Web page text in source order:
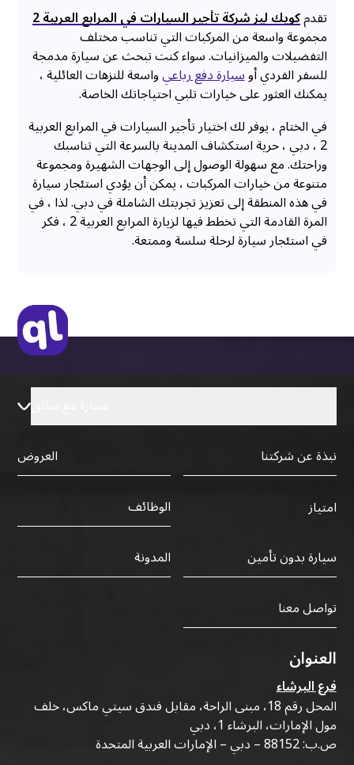
تقدمكويك ليز شركة تأجير السيارات في المرابع العربية 2
مجموعة واسعة من المركبات التي تناسب مختلف
التفضيلات والميزانيات. سواء كنت تبحث عن سيارة مدمجة
للسفر الفردي أوسيارة دفع رباعيواسعة للنزهات العائلية ،
يمكنك العثور على خيارات تلبي احتياجاتك الخاصة.
في الختام ، يوفر لك اختيار تأجير السيارات في المرابع العربية
2 ، دبي ، حرية استكشاف المدينة بالسرعة التي تناسبك
وراحتك. مع سهولة الوصول إلى الوجهات الشهيرة ومجموعة
متنوعة من خيارات المركبات ، يمكن أن يؤدي استئجار سيارة
في هذه المنطقة إلى تعزيز تجربتك الشاملة في دبي. لذا ، في
المرة القادمة التي تخطط فيها لزيارة المرابع العربية 2 ، فكر
في استئجار سيارة لرحلة سلسة وممتعة.
نبذة عن شركتنا
العروض
امتياز
الوظائف
سيارة بدون تأمين
المدونة
تواصل معنا
العنوان
فرع البرشاء
المحل رقم 18، مبنى الراحة، مقابل فندق سيتي ماكس، خلف
مول الإمارات، البرشاء 1، دبي
ص.ب: 88152 – دبي – الإمارات العربية المتحدة